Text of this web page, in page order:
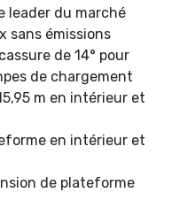
leader du marché
sans émissions
de 14° pour
de chargement
m en intérieur et
en intérieur et
de plateforme